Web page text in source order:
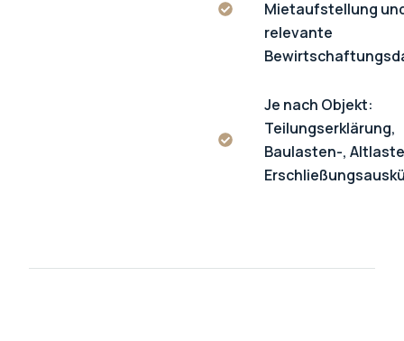
Mietaufstellung
relevante
Je nach Objekt:
Teilungserklärung,
Baulasten-,